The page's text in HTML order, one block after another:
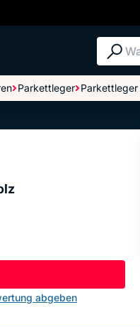
Parkettleger
abgeben